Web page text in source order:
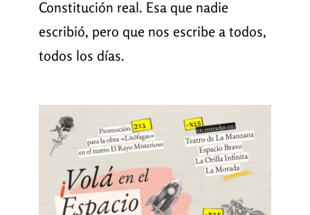
Constitución real. Esa que nadie
escribió, pero que nos escribe a todos,
todos los días.